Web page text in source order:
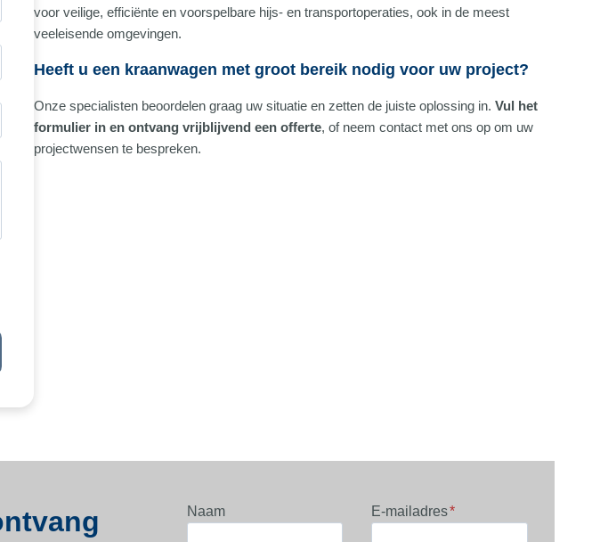
voor veilige, efficiënte en voorspelbare hijs- en transportoperaties, ook in de meest
veeleisende omgevingen.
Heeft u een kraanwagen met groot bereik nodig voor uw project?
Onze specialisten beoordelen graag uw situatie en zetten de juiste oplossing in. Vul het
formulier in en ontvang vrijblijvend een offerte, of neem contact met ons op om uw
projectwensen te bespreken.
Naam E-mailadres*